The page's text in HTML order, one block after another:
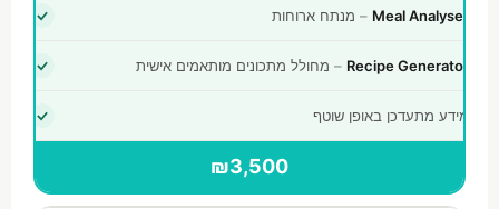
Meal Analyser – מנתח ארוחות
Recipe Generator – מחולל מתכונים מותאמים אישית
מידע מתעדכן באופן שוטף
₪3,500